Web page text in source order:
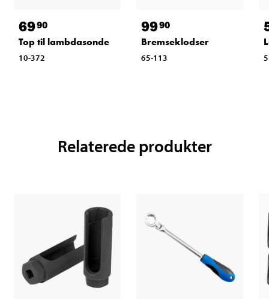
6990
Top til lambdasonde
10-372
9990
Bremseklodser
65-113
Relaterede produkter